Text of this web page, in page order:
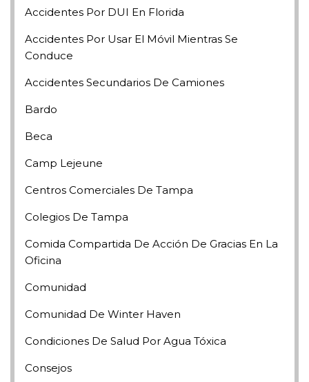
Accidentes Por DUI En Florida
Accidentes Por Usar El Móvil Mientras Se
Conduce
Accidentes Secundarios De Camiones
Bardo
Beca
Camp Lejeune
Centros Comerciales De Tampa
Colegios De Tampa
Comida Compartida De Acción De Gracias En La
Oficina
Comunidad
Comunidad De Winter Haven
Condiciones De Salud Por Agua Tóxica
Consejos